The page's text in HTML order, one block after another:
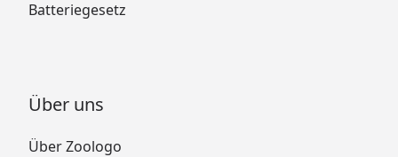
Batteriegesetz
Über uns
Über Zoologo